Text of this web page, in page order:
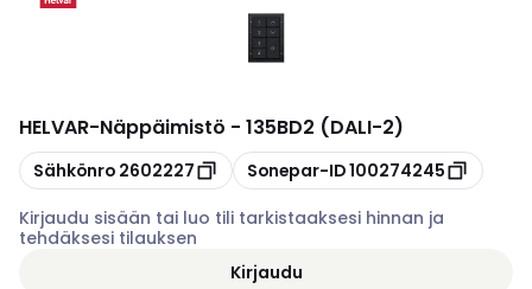
HELVAR-Näppäimistö - 135BD2 (DALI-2)
Kopioi
Sähkönro 2602227 Kopioi
Sonepar-ID100274245
Kirjaudu sisään tai luo tili tarkistaaksesi hinnan ja
tehdäksesi tilauksen
Kirjaudu